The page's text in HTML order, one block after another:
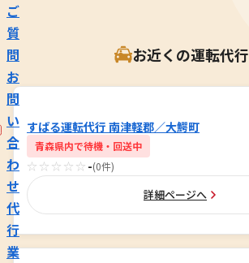
ご
質
問
お
問
い
合
わ
せ
代
行
業
お近くの運転代行
すばる運転代行 南津軽郡／大鰐町
青森県内で待機・回送中
☆☆☆☆☆ -(0件)
詳細ページへ